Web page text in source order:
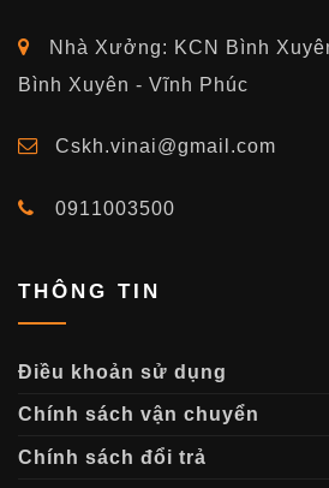
Nhà Xưởng: KCN Bình
Bình Xuyên - Vĩnh Phúc
Cskh.vinai@gmail.com
0911003500
THÔNG TIN
Điều khoản sử dụng
Chính sách vận chuyển
Chính sách đổi trả